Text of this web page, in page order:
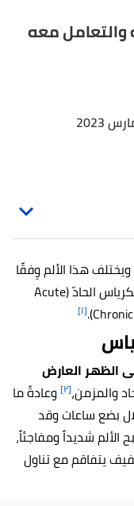
والتعامل معه
هذا الألم وِفقًا
لنوع التهاب البنكرياس، فمنه التهاب البنكرياس الحادّ (Acute
[١]
الظهرالعارض
والمزمن،[٢]
وعادةً ما
بضع ساعات وقد
شديداً ومفاجئاً،
يتفاقم مع تناول